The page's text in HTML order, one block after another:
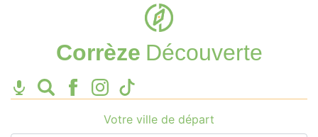
Corrèze Découverte
Votre ville de départ